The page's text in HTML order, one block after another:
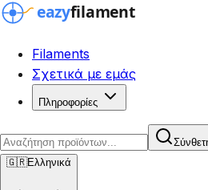
Filaments
Σχετικά με εμάς
Πληροφορίες
🇬🇷Ελληνικά